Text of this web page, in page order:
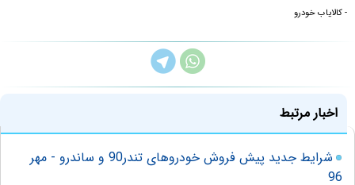
- کالایاب خودرو
اخبار مرتبط
شرايط جدید پيش فروش خودروهای تندر90 و ساندرو - مهر
96